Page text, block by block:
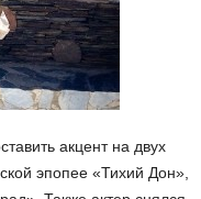
акцент на двух
эпопее «Тихий Дон»,